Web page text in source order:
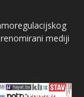
mediji